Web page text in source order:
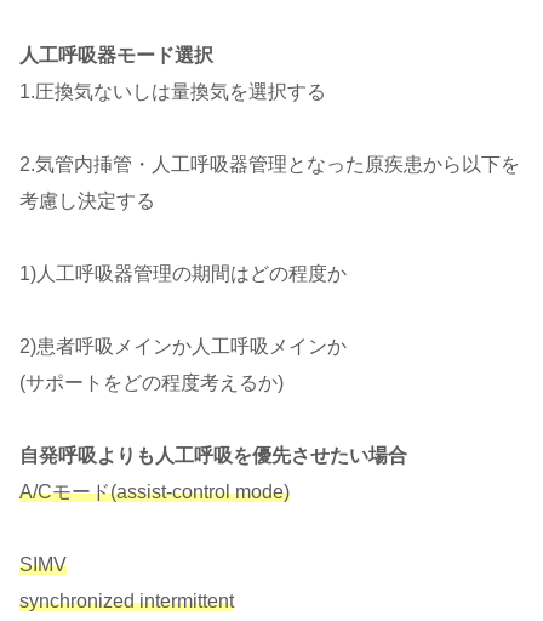
人工呼吸器モード選択
1.圧換気ないしは量換気を選択する
2.気管内挿管・人工呼吸器管理となった原疾患から以下を
考慮し決定する
1)人工呼吸器管理の期間はどの程度か
2)患者呼吸メインか人工呼吸メインか
(サポートをどの程度考えるか)
自発呼吸よりも人工呼吸を優先させたい場合
A/Cモード(assist-control mode)
SIMV
synchronized intermittent